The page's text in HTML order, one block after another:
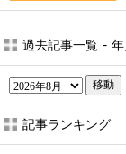
過去記事一覧 - 年
移動
記事ランキング